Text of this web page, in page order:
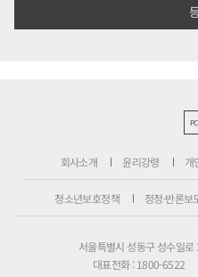
회사소개 윤리강령 개
청소년보호정책 정정·반론보
서울특별시 성동구 성수일
대표전화 : 1800-6522